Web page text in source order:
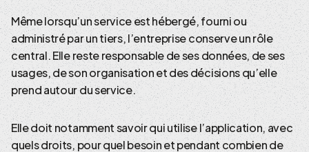
Même lorsqu’un service est hébergé, fourni ou
administré par un tiers, l’entreprise conserve un rôle
central. Elle reste responsable de ses données, de ses
usages, de son organisation et des décisions qu’elle
prend autour du service.
Elle doit notamment savoir qui utilise l’application, avec
quels droits, pour quel besoin et pendant combien de